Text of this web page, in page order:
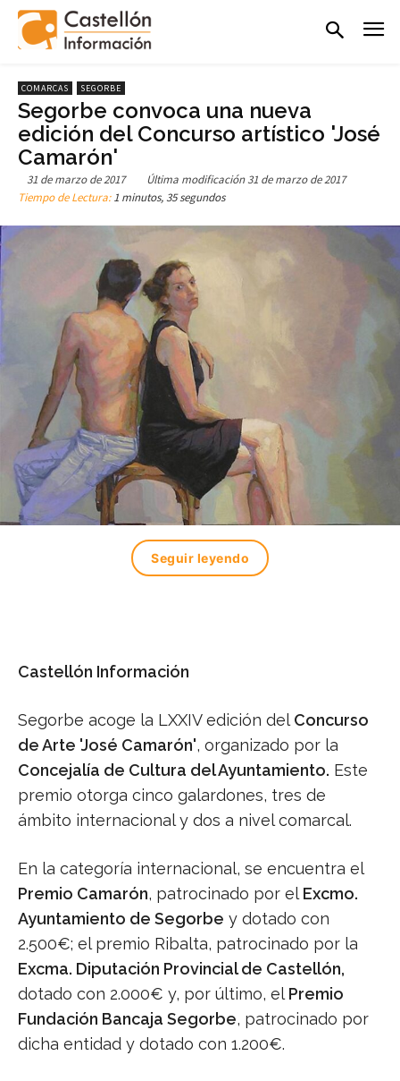
COMARCAS SEGORBE
Segorbe convoca una nueva
edición del Concurso artístico 'José
Camarón'
31 de marzo de 2017 Última modificación 31 de marzo de 2017
Tiempo de Lectura:1 minutos, 35 segundos
Seguir leyendo
Castellón Información
Segorbe acoge la LXXIV edición del Concurso
de Arte 'José Camarón', organizado por la
Concejalía de Cultura del Ayuntamiento. Este
premio otorga cinco galardones, tres de
ámbito internacional y dos a nivel comarcal.
En la categoría internacional, se encuentra el
Premio Camarón, patrocinado por el Excmo.
Ayuntamiento de Segorbe y dotado con
2.500€; el premio Ribalta, patrocinado por la
Excma. Diputación Provincial de Castellón,
dotado con 2.000€ y, por último, el Premio
Fundación Bancaja Segorbe, patrocinado por
dicha entidad y dotado con 1.200€.